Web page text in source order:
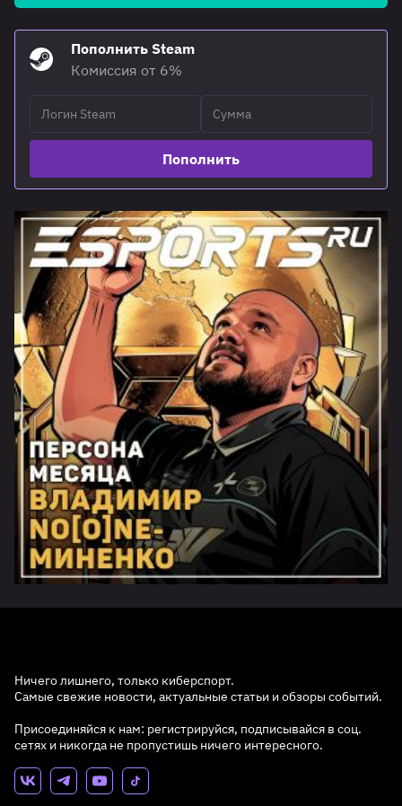
Пополнить Steam
Комиссия от 6%
Пополнить
Ничего лишнего, только киберспорт.
Самые свежие новости, актуальные статьи и обзоры событий.
Присоединяйся к нам: регистрируйся, подписывайся в соц.
сетях и никогда не пропустишь ничего интересного.